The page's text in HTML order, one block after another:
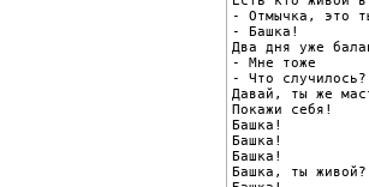
- Отмычка, это
- Башка!
Два дня уже
- Мне тоже
- Что случилось?
Давай, ты же
Покажи себя!
Башка!
Башка!
Башка!
Башка, ты живой?